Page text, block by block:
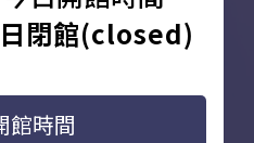
閉館(closed)
館時間